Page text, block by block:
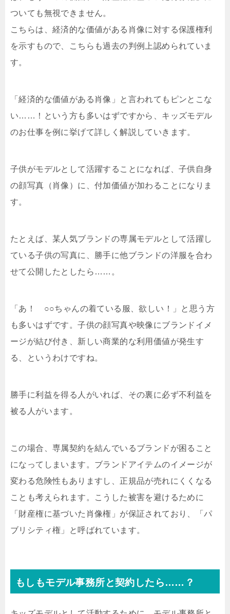
ついても無視できません。
こちらは、経済的な価値がある肖像に対する保護権利
を示すもので、こちらも過去の判例上認められていま
す。
「経済的な価値がある肖像」と言われてもピンとこな
い……！という方も多いはずですから、キッズモデル
のお仕事を例に挙げて詳しく解説していきます。
子供がモデルとして活躍することになれば、子供自身
の顔写真（肖像）に、付加価値が加わることになりま
す。
たとえば、某人気ブランドの専属モデルとして活躍し
ている子供の写真に、勝手に他ブランドの洋服を合わ
せて公開したとしたら……。
「あ！ ○○ちゃんの着ている服、欲しい！」と思う方
も多いはずです。子供の顔写真や映像にブランドイメ
ージが結び付き、新しい商業的な利用価値が発生す
る、というわけですね。
勝手に利益を得る人がいれば、その裏に必ず不利益を
被る人がいます。
この場合、専属契約を結んでいるブランドが困ること
になってしまいます。ブランドアイテムのイメージが
変わる危険性もありますし、正規品が売れにくくなる
ことも考えられます。こうした被害を避けるために
「財産権に基づいた肖像権」が保証されており、「パ
ブリシティ権」と呼ばれています。
もしもモデル事務所と契約したら……？